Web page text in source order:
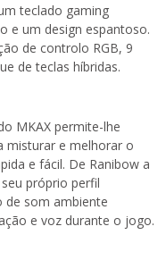
teclado gaming
e um design espantoso.
de controlo RGB, 9
de teclas híbridas.
MKAX permite-lhe
misturar e melhorar o
e fácil. De Ranibow a
próprio perfil
de som ambiente
e voz durante o jogo.